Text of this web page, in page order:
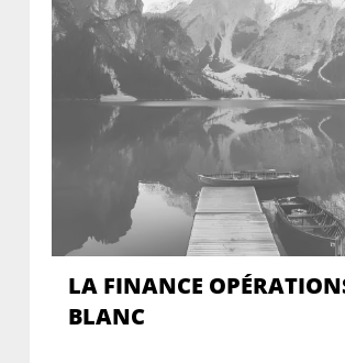
LA FINANCE
BLANC